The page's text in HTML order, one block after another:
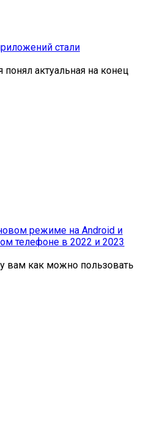
стали
понял актуальная на конец
режиме на Android и
телефоне в 2022 и 2023
вам как можно пользовать